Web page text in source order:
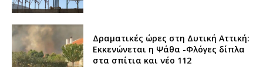
Δραματικές ώρες στη Δυτική Αττική:
Εκκενώνεται η Ψάθα -Φλόγες δίπλα
στα σπίτια και νέο 112